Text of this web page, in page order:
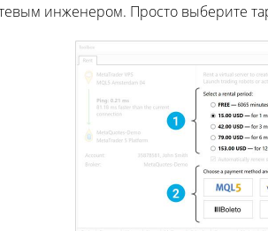
инженером. Просто выберите